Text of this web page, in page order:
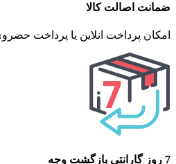
ضمانت اصالت کالا
امکان پرداخت انلاین یا پرداخت
7 روز گارانتی بازگشت وجه